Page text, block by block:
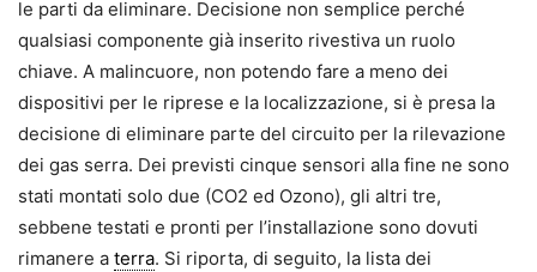
le parti da eliminare. Decisione non semplice perché
qualsiasi componente già inserito rivestiva un ruolo
chiave. A malincuore, non potendo fare a meno dei
dispositivi per le riprese e la localizzazione, si è presa la
decisione di eliminare parte del circuito per la rilevazione
dei gas serra. Dei previsti cinque sensori alla fine ne sono
stati montati solo due (CO2 ed Ozono), gli altri tre,
sebbene testati e pronti per l’installazione sono dovuti
rimanere a terra. Si riporta, di seguito, la lista dei